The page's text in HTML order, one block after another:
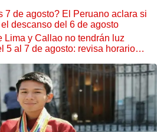
7 de agosto? El Peruano aclara si
descanso del 6 de agosto
Lima y Callao no tendrán luz
5 al 7 de agosto: revisa horarios y